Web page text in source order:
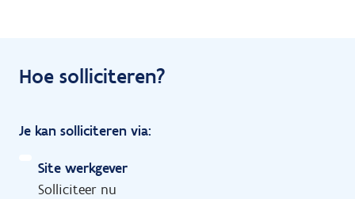
Hoe solliciteren?
Je kan solliciteren via:
Site werkgever
Solliciteer nu